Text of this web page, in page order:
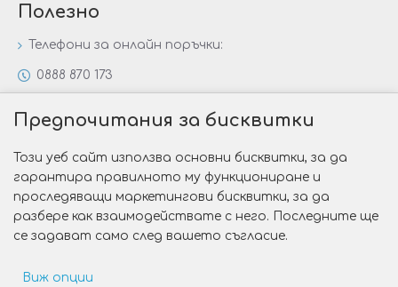
Полезно
Телефони за онлайн поръчки:
0888 870 173
Специални предложения
Защо да изберете Victoria Gold&Silver?
Как да изберем годежен пръстен?
Предпочитания за бисквитки
Този уеб сайт използва основни бисквитки, за да
гарантира правилното му функциониране и
проследяващи маркетингови бисквитки, за да
разбере как взаимодействате с него. Последните ще
се задават само след вашето съгласие.
Виж опции